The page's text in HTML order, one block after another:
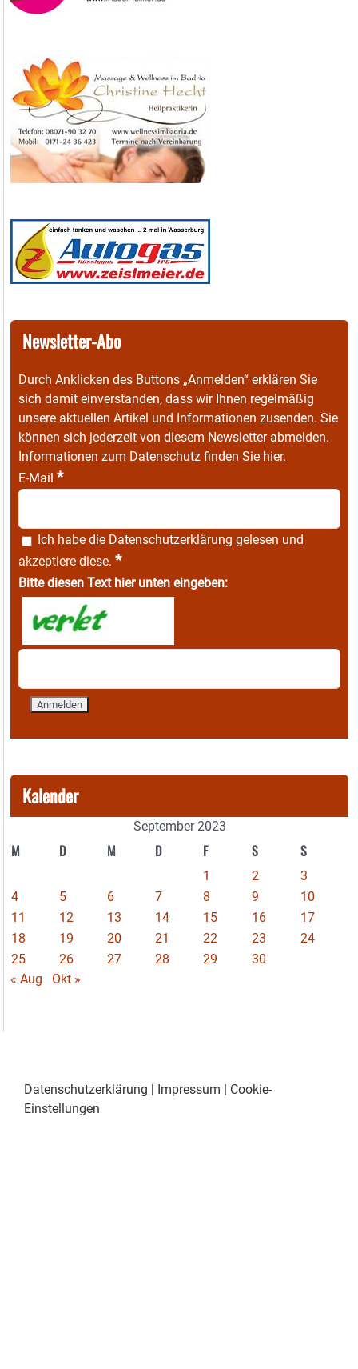
Newsletter-Abo
Durch Anklicken des Buttons „Anmelden“ erklären Sie
sich damit einverstanden, dass wir Ihnen regelmäßig
unsere aktuellen Artikel und Informationen zusenden. Sie
können sich jederzeit von diesem Newsletter abmelden.
Informationen zum Datenschutz finden Sie hier.
E-Mail *
Ich habe die Datenschutzerklärung gelesen und
akzeptiere diese. *
Bitte diesen Text hier unten eingeben:
Kalender
September 2023
M D M D F S S
1 2
3
4
5 6 7 8 9
10
11
12 13 14 15 16
17
18
19 20 21 22 23
24
25
26 27 28 29
30
« Aug
Okt »
Datenschutzerklärung Impressum
Cookie-
Einstellungen